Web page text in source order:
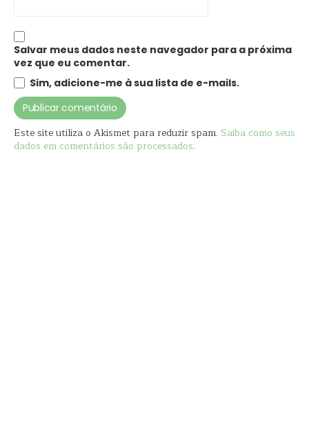
Salvar meus dados neste navegador para a próxima
vez que eu comentar.
Sim, adicione-me à sua lista de e-mails.
Este site utiliza o Akismet para reduzir spam. Saiba como seus
dados em comentários são processados.